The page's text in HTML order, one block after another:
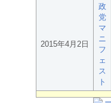
2015年4月2日
政
党
マ
ニ
フ
ェ
ス
ト